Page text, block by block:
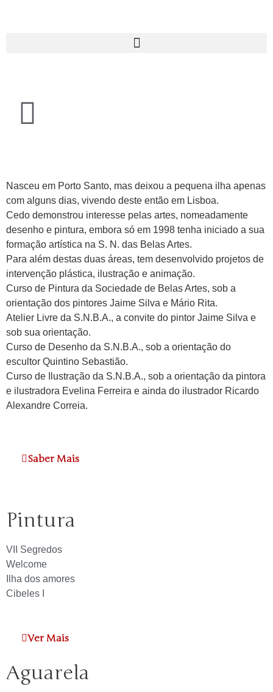
Nasceu em Porto Santo, mas deixou a pequena ilha apenas
com alguns dias, vivendo deste então em Lisboa.
Cedo demonstrou interesse pelas artes, nomeadamente
desenho e pintura, embora só em 1998 tenha iniciado a sua
formação artística na S. N. das Belas Artes.
Para além destas duas áreas, tem desenvolvido projetos de
intervenção plástica, ilustração e animação.
Curso de Pintura da Sociedade de Belas Artes, sob a
orientação dos pintores Jaime Silva e Mário Rita.
Atelier Livre da S.N.B.A., a convite do pintor Jaime Silva e
sob sua orientação.
Curso de Desenho da S.N.B.A., sob a orientação do
escultor Quintino Sebastião.
Curso de Ilustração da S.N.B.A., sob a orientação da pintora
e ilustradora Evelina Ferreira e ainda do ilustrador Ricardo
Alexandre Correia.
Saber Mais
Pintura
VII Segredos
Welcome
Ilha dos amores
Cibeles I
Ver Mais
Aguarela